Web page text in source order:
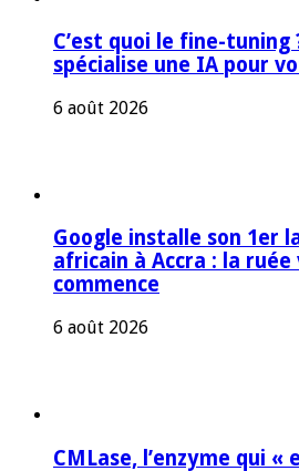
C’est quoi le fine-tuning
spécialise une IA pour
6 août 2026
Google installe son 1er
africain à Accra : la ruée
commence
6 août 2026
CMLase, l’enzyme qui «